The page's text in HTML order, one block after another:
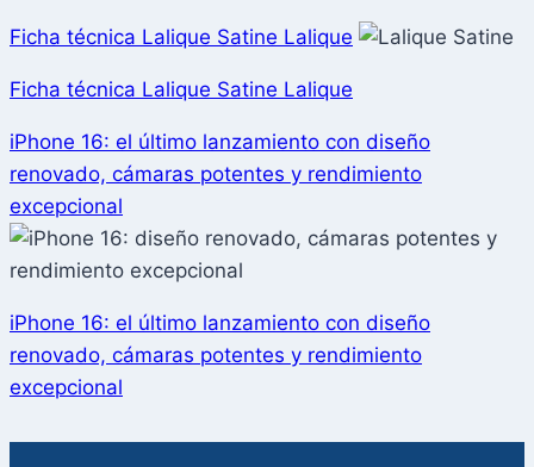
Ficha técnica Lalique Satine Lalique
Ficha técnica Lalique Satine Lalique
iPhone 16: el último lanzamiento con diseño
renovado, cámaras potentes y rendimiento
excepcional
iPhone 16: el último lanzamiento con diseño
renovado, cámaras potentes y rendimiento
excepcional